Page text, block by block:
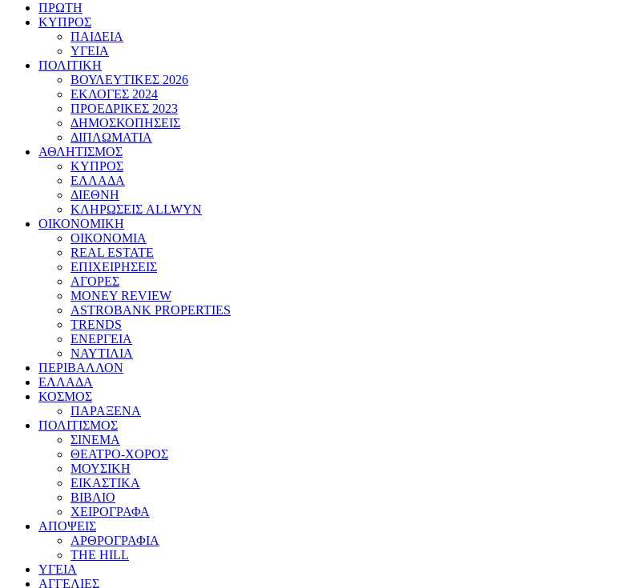
ΠΡΩΤΗ
ΚΥΠΡΟΣ
ΠΑΙΔΕΙΑ
ΥΓΕΙΑ
ΠΟΛΙΤΙΚΗ
ΒΟΥΛΕΥΤΙΚΕΣ 2026
ΕΚΛΟΓΕΣ 2024
ΠΡΟΕΔΡΙΚΕΣ 2023
ΔΗΜΟΣΚΟΠΗΣΕΙΣ
ΔΙΠΛΩΜΑΤΙΑ
ΑΘΛΗΤΙΣΜΟΣ
ΚΥΠΡΟΣ
ΕΛΛΑΔΑ
ΔΙΕΘΝΗ
ΚΛΗΡΩΣΕΙΣ ALLWYN
ΟΙΚΟΝΟΜΙΚΗ
ΟΙΚΟΝΟΜΙΑ
REAL ESTATE
ΕΠΙΧΕΙΡΗΣΕΙΣ
ΑΓΟΡΕΣ
MONEY REVIEW
ASTROBANK PROPERTIES
TRENDS
ΕΝΕΡΓΕΙΑ
ΝΑΥΤΙΛΙΑ
ΠΕΡΙΒΑΛΛΟΝ
ΕΛΛΑΔΑ
ΚΟΣΜΟΣ
ΠΑΡΑΞΕΝΑ
ΠΟΛΙΤΙΣΜΟΣ
ΣΙΝΕΜΑ
ΘΕΑΤΡΟ-ΧΟΡΟΣ
ΜΟΥΣΙΚΗ
ΕΙΚΑΣΤΙΚΑ
ΒΙΒΛΙΟ
ΧΕΙΡΟΓΡΑΦΑ
ΑΠΟΨΕΙΣ
ΑΡΘΡΟΓΡΑΦΙΑ
THE HILL
ΥΓΕΙΑ
ΑΓΓΕΛΙΕΣ